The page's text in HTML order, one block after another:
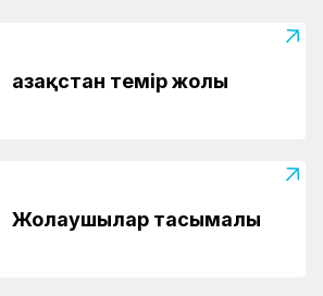
Қазақстан темір жолы
Жолаушылар тасымалы